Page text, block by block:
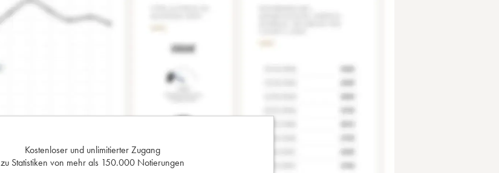
Kostenloser und unlimitierter Zugang
zu Statistiken von mehr als 150.000 Notierungen